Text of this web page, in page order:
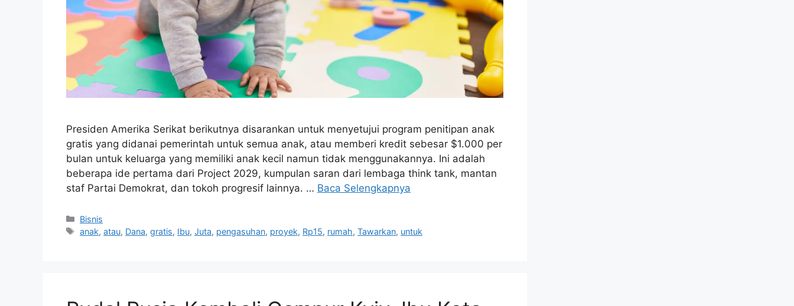
Presiden Amerika Serikat berikutnya disarankan untuk menyetujui program penitipan anak
gratis yang didanai pemerintah untuk semua anak, atau memberi kredit sebesar $1.000 per
bulan untuk keluarga yang memiliki anak kecil namun tidak menggunakannya. Ini adalah
beberapa ide pertama dari Project 2029, kumpulan saran dari lembaga think tank, mantan
staf Partai Demokrat, dan tokoh progresif lainnya. … Baca Selengkapnya
Kategori
Bisnis
Tag
anak,atau, Dana,gratis, Ibu,Juta, pengasuhan, proyek, Rp15, rumah,Tawarkan, untuk